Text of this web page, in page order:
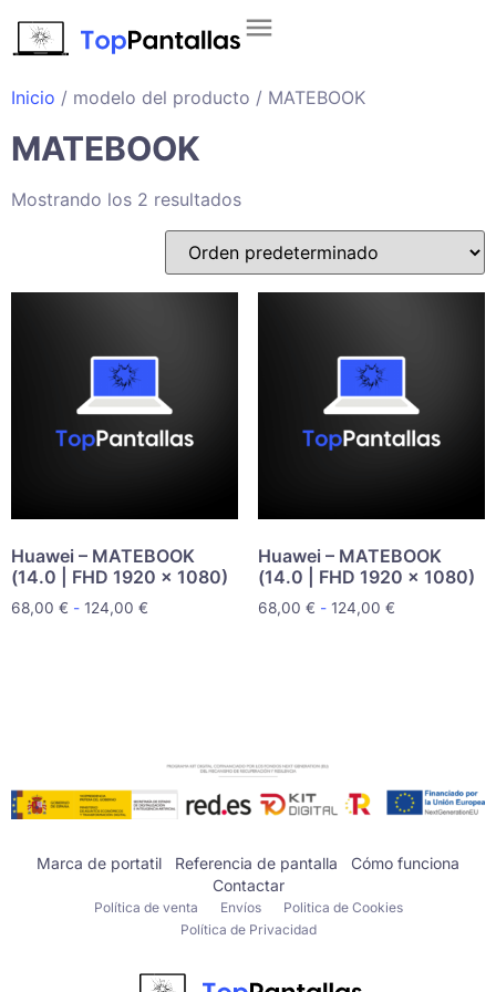
Inicio / modelo del producto / MATEBOOK
MATEBOOK
Mostrando los 2 resultados
Huawei – MATEBOOK
(14.0 | FHD 1920 x 1080)
68,00 € - 124,00 €
Huawei – MATEBOOK
(14.0 | FHD 1920 x 1080)
68,00 € - 124,00 €
Marca de portatil Referencia de pantalla
Cómo funciona
Contactar
Política de venta Envíos
Politica de Cookies
Política de Privacidad